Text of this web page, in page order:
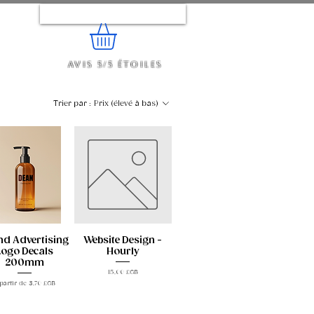
Avis 5/5 étoiles
Trier par : Prix (élevé à bas)
Advertising
Decals
200mm
de3,70 £GB
promotionnel
Website Design -
Hourly
Prix
15,00 £GB